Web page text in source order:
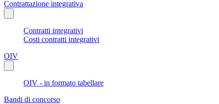
Contrattazione integrativa
Contratti integrativi
Costi contratti integrativi
OIV
OIV - in formato tabellare
Bandi di concorso